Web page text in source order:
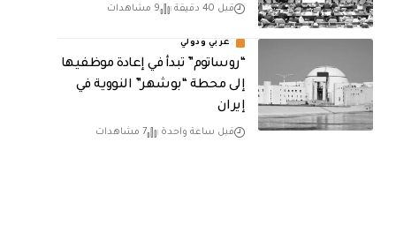
قبل 40 دقيقة 9 مشاهدات
عربي ودولي
“روساتوم” تبدأ في إعادة موظفيها
إلى محطة “بوشهر” النووية في
إيران
قبل ساعة واحدة 7 مشاهدات